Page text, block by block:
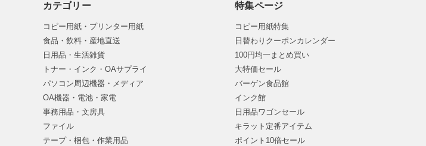
カテゴリー
コピー用紙・プリンター用紙
食品・飲料・産地直送
日用品・生活雑貨
トナー・インク・OAサプライ
パソコン周辺機器・メディア
OA機器・電池・家電
事務用品・文房具
ファイル
テープ・梱包・作業用品
特集ページ
コピー用紙特集
日替わりクーポンカレンダー
100円均一まとめ買い
大特価セール
バーゲン食品館
インク館
日用品ワゴンセール
キラット定番アイテム
ポイント10倍セール